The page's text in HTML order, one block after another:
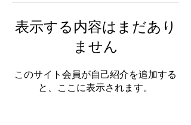
表示する内容はまだあり
ません
このサイト会員が自己紹介を追加する
と、ここに表示されます。